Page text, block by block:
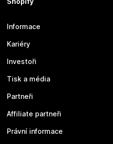
Informace
Kariéry
Investoři
Tisk a média
Partneři
Affiliate partneři
Právní informace